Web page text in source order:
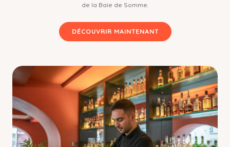
de la Baie de Somme.
DÉCOUVRIR MAINTENANT